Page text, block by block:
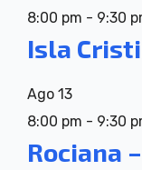
8:00 pm - 9:30
Isla
Ago 13
8:00 pm - 9:30
Rociana